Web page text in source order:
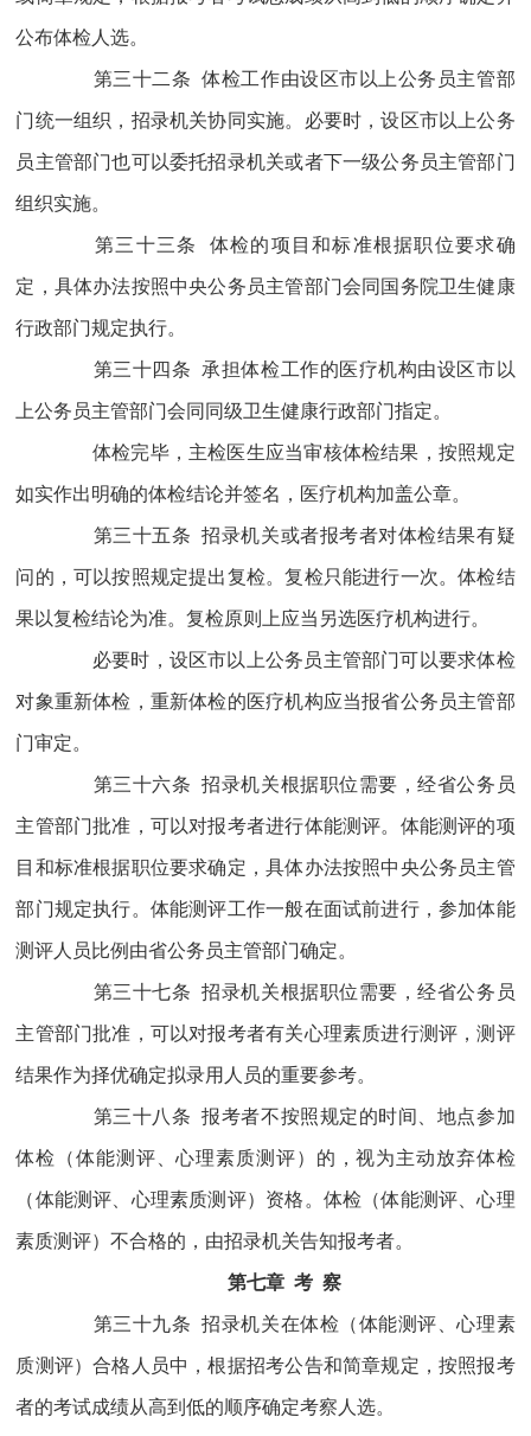
公布体检人选。
第三十二条 体检工作由设区市以上公务员主管部
门统一组织，招录机关协同实施。必要时，设区市以上公务
员主管部门也可以委托招录机关或者下一级公务员主管部门
组织实施。
第三十三条 体检的项目和标准根据职位要求确
定，具体办法按照中央公务员主管部门会同国务院卫生健康
行政部门规定执行。
第三十四条 承担体检工作的医疗机构由设区市以
上公务员主管部门会同同级卫生健康行政部门指定。
体检完毕，主检医生应当审核体检结果，按照规定
如实作出明确的体检结论并签名，医疗机构加盖公章。
第三十五条 招录机关或者报考者对体检结果有疑
问的，可以按照规定提出复检。复检只能进行一次。体检结
果以复检结论为准。复检原则上应当另选医疗机构进行。
必要时，设区市以上公务员主管部门可以要求体检
对象重新体检，重新体检的医疗机构应当报省公务员主管部
门审定。
第三十六条 招录机关根据职位需要，经省公务员
主管部门批准，可以对报考者进行体能测评。体能测评的项
目和标准根据职位要求确定，具体办法按照中央公务员主管
部门规定执行。体能测评工作一般在面试前进行，参加体能
测评人员比例由省公务员主管部门确定。
第三十七条 招录机关根据职位需要，经省公务员
主管部门批准，可以对报考者有关心理素质进行测评，测评
结果作为择优确定拟录用人员的重要参考。
第三十八条 报考者不按照规定的时间、地点参加
体检（体能测评、心理素质测评）的，视为主动放弃体检
（体能测评、心理素质测评）资格。体检（体能测评、心理
素质测评）不合格的，由招录机关告知报考者。
第七章 考 察
第三十九条 招录机关在体检（体能测评、心理素
质测评）合格人员中，根据招考公告和简章规定，按照报考
者的考试成绩从高到低的顺序确定考察人选。